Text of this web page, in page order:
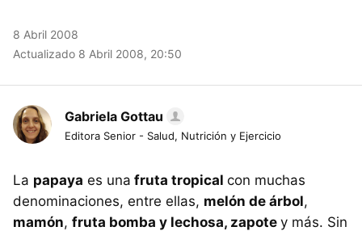
8 Abril 2008
Actualizado 8 Abril 2008, 20:50
Gabriela Gottau
Editora Senior - Salud, Nutrición y Ejercicio
La papaya es una fruta tropical con muchas
denominaciones, entre ellas, melón de árbol,
mamón, fruta bomba y lechosa, zapote y más. Sin